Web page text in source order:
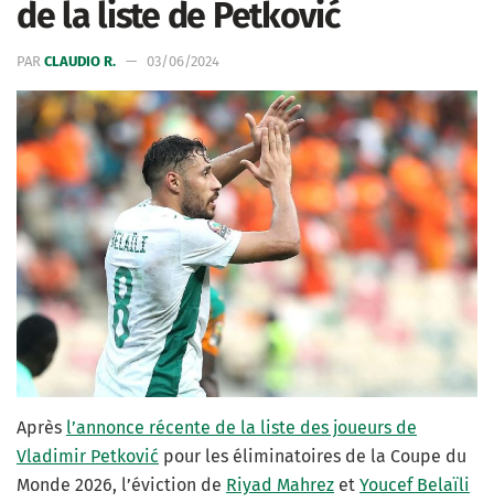
de la liste de Petković
PAR CLAUDIO R. 03/06/2024
Après l’annonce récente de la liste des joueurs de
Vladimir Petković pour les éliminatoires de la Coupe du
Monde 2026, l’éviction de Riyad Mahrez et Youcef Belaïli